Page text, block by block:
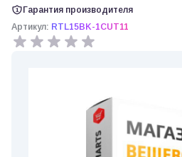
Гарантия производителя
Артикул: RTL15BK-1CUT11